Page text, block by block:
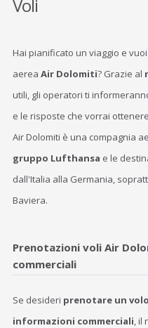
Voli
Hai pianificato un viaggio e
aerea Air Dolomiti? Grazie al
utili, gli operatori ti
e le risposte che vorrai
Air Dolomiti è una compagnia
gruppo Lufthansa e le
dall'Italia alla Germania,
Baviera.
Prenotazioni voli Air
commerciali
Se desideri prenotare un volo
informazioni commerciali, il